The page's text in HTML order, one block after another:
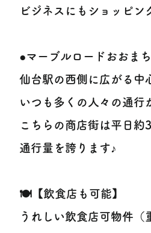
ビジネスにもショッピ
●マーブルロードおおまち
仙台駅の西側に広がる中
いつも多くの人々の通行
こちらの商店街は平日
通行量を誇ります♪
🍽️【飲食店も可能】
うれしい飲食店可物件